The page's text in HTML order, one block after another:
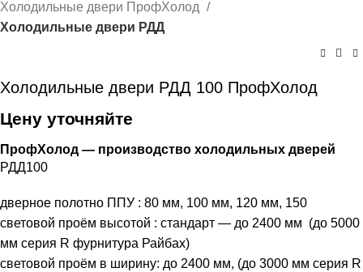
Холодильные двери ПрофХолод
Холодильные двери РДД
Холодильные двери РДД 100 ПрофХолод
Цену уточняйте
ПрофХолод — производство холодильных дверей
РДД100
дверное полотно ППУ : 80 мм, 100 мм, 120 мм, 150
световой проём высотой : стандарт — до 2400 мм (до 5000
мм серия R фурнитура Райбах)
световой проём в ширину: до 2400 мм, (до 3000 мм серия R